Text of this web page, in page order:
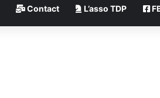
Contact L’asso TDP